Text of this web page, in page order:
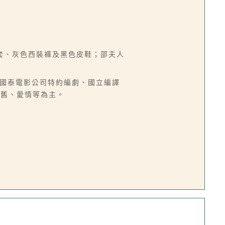
灰色西裝褲及黑色皮鞋；邵夫人
泰電影公司特約編劇、國立編譯
、愛情等為主。